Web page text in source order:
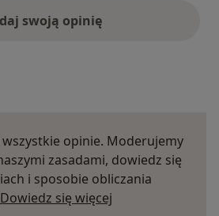
swoją opinię
opinie. Moderujemy
zasadami, dowiedz się
i sposobie obliczania
Dowiedz się więcej